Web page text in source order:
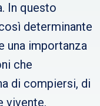
In questo
determinante
una importanza
che
di compiersi, di
vivente.